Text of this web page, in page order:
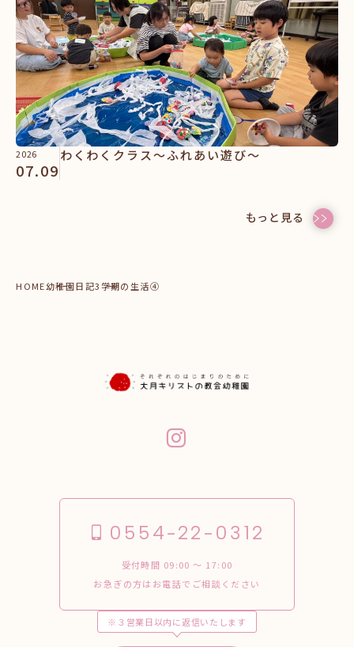
2026
07.09
わくわくクラス～ふれあい遊び～
もっと見る
HOME幼稚園日記3学期の生活④
0554-22-0312
受付時間 09:00 〜 17:00
お急ぎの方はお電話でご相談ください
※３営業日以内に返信いたします